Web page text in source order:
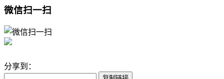
微信扫一扫
分享到：